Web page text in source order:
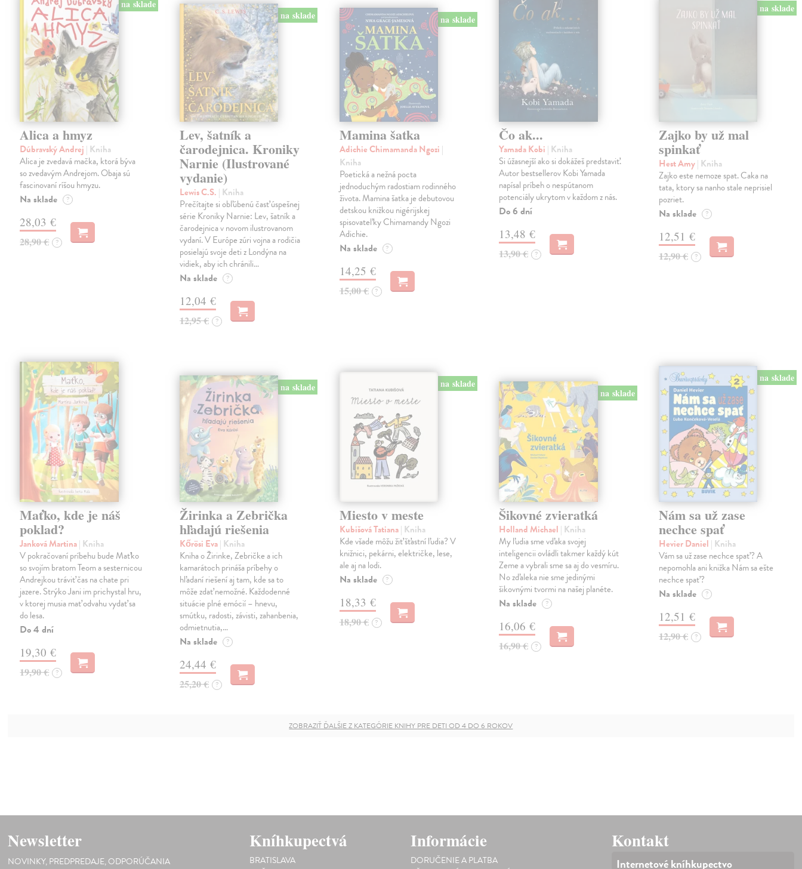
na sklade
Alica a hmyz
Dúbravský Andrej | Kniha
Alica je zvedavá mačka, ktorá býva
so zvedavým Andrejom. Obaja sú
fascinovaní ríšou hmyzu.
Na sklade ?
28,03 €
28,90 € ?
na sklade
Lev, šatník a
čarodejnica. Kroniky
Narnie (Ilustrované
vydanie)
Lewis C.S. | Kniha
Prečítajte si obľúbenú časť úspešnej
série Kroniky Narnie: Lev, šatník a
čarodejnica v novom ilustrovanom
vydaní. V Európe zúri vojna a rodičia
posielajú svoje deti z Londýna na
vidiek, aby ich chránili…
Na sklade ?
12,04 €
12,95 € ?
na sklade
Mamina šatka
Adichie Chimamanda Ngozi |
Kniha
Poetická a nežná pocta
jednoduchým radostiam rodinného
života. Mamina šatka je debutovou
detskou knižkou nigérijskej
spisovateľky Chimamandy Ngozi
Adichie.
Na sklade ?
14,25 €
15,00 € ?
Čo ak...
Yamada Kobi | Kniha
Si úžasnejší ako si dokážeš predstaviť.
Autor bestsellerov Kobi Yamada
napísal príbeh o nespútanom
potenciály ukrytom v každom z nás.
Do 6 dní
13,48 €
13,90 € ?
na sklade
Zajko by už mal
spinkať
Hest Amy| Kniha
Zajko este nemoze spat. Caka na
tata, ktory sa nanho stale neprisiel
pozriet.
Na sklade ?
12,51 €
12,90 € ?
Maťko, kde je náš
poklad?
Janková Martina| Kniha
V pokračovaní príbehu bude Maťko
so svojím bratom Teom a sesternicou
Andrejkou tráviť čas na chate pri
jazere. Strýko Jani im prichystal hru,
v ktorej musia mať odvahu vydať sa
do lesa.
Do 4 dní
19,30 €
19,90 € ?
na sklade
Žirinka a Zebrička
hľadajú riešenia
Kőrösi Eva| Kniha
Kniha o Žirinke, Zebričke a ich
kamarátoch prináša príbehy o
hľadaní riešení aj tam, kde sa to
môže zdať nemožné. Každodenné
situácie plné emócií – hnevu,
smútku, radosti, závisti, zahanbenia,
odmietnutia,…
Na sklade ?
24,44 €
25,20 € ?
na sklade
Miesto v meste
Kubišová Tatiana| Kniha
Kde všade môžu žiť šťastní ľudia? V
knižnici, pekárni, električke, lese,
ale aj na lodi.
Na sklade ?
18,33 €
18,90 € ?
na sklade
Šikovné zvieratká
Holland Michael | Kniha
My ľudia sme vďaka svojej
inteligencii ovládli takmer každý kút
Zeme a vybrali sme sa aj do vesmíru.
No zďaleka nie sme jedinými
šikovnými tvormi na našej planéte.
Na sklade ?
16,06 €
16,90 € ?
na sklade
Nám sa už zase
nechce spať
Hevier Daniel | Kniha
Vám sa už zase nechce spať? A
nepomohla ani knižka Nám sa ešte
nechce spať?
Na sklade ?
12,51 €
12,90 € ?
ZOBRAZIŤ ĎALŠIE Z KATEGÓRIE KNIHY PRE DETI OD 4 DO 6 ROKOV
Newsletter
NOVINKY, PREDPREDAJE, ODPORÚČANIA
Kníhkupectvá
BRATISLAVA
Informácie
DORUČENIE A PLATBA
Kontakt
Internetové kníhkupectvo